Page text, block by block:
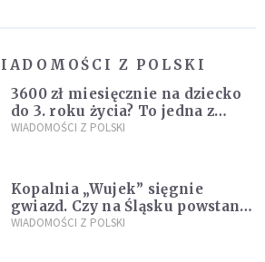
Z POLSKI
3600 zł miesięcznie na dziecko
do 3. roku życia? To jedna z
propozycji programu "Rozwój
WIADOMOŚCI Z POLSKI
Kopalnia „Wujek” sięgnie
gwiazd. Czy na Śląsku powstanie
„Dolina Krzemowa”?
WIADOMOŚCI Z POLSKI